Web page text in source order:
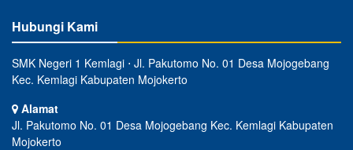
Hubungi Kami
SMK Negeri 1 Kemlagi ⋅ Jl. Pakutomo No. 01 Desa Mojogebang
Kec. Kemlagi Kabupaten Mojokerto
Alamat
Jl. Pakutomo No. 01 Desa Mojogebang Kec. Kemlagi Kabupaten
Mojokerto